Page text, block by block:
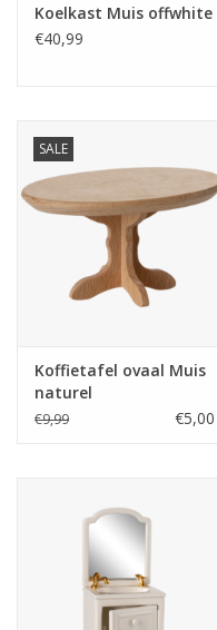
Koelkast Muis offwhite
€40,99
SALE
Koffietafel ovaal Muis
naturel
€9,99 €5,00